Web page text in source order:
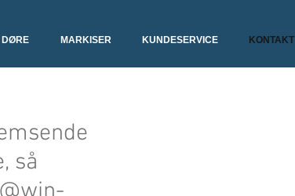
DØRE MARKISER KUNDESERVICE KONTAKT
så